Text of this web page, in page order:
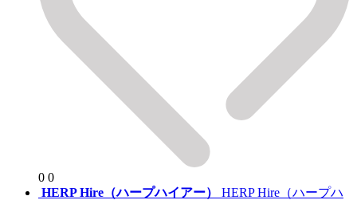
0 0
HERP Hire（ハープハイアー）
HERP Hire（ハープハ